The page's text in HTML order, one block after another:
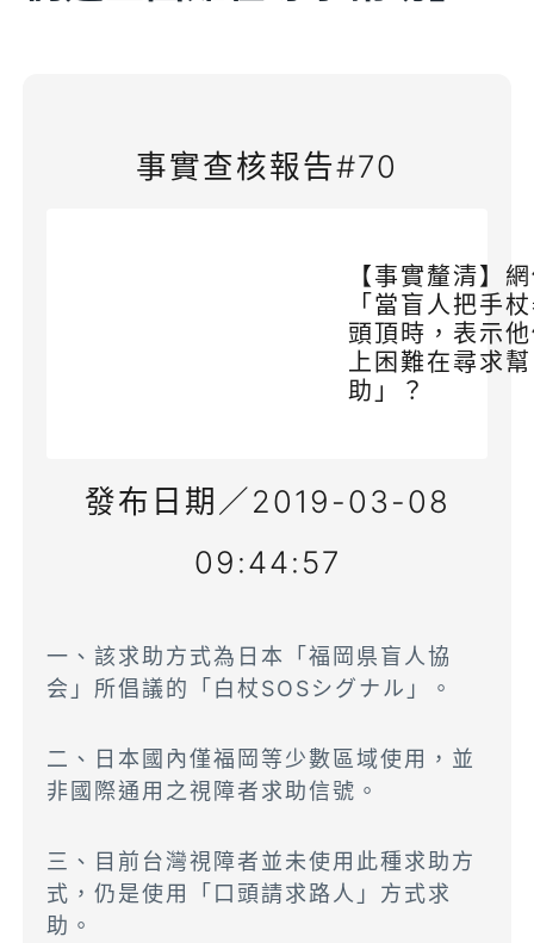
事實查核報告#70
【事實釐清】
「當盲人把手
頭頂時，表示
上困難在尋求幫
助」？
發布日期／2019-03-08
09:44:57
一、該求助方式為日本「福岡県盲人協
会」所倡議的「白杖SOSシグナル」。
二、日本國內僅福岡等少數區域使用，並
非國際通用之視障者求助信號。
三、目前台灣視障者並未使用此種求助方
式，仍是使用「口頭請求路人」方式求
助。